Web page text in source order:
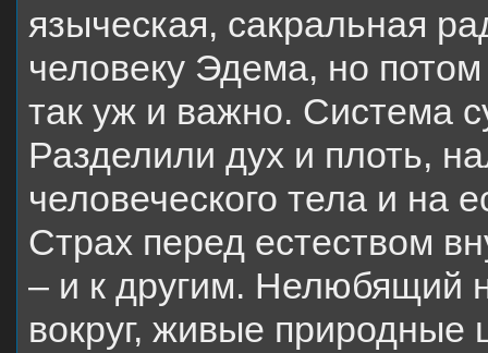
языческая, сакральная
человеку Эдема, но
так уж и важно. Система
Разделили дух и плоть,
человеческого тела и на
Страх перед естеством
– и к другим. Нелюбящий
вокруг, живые природные